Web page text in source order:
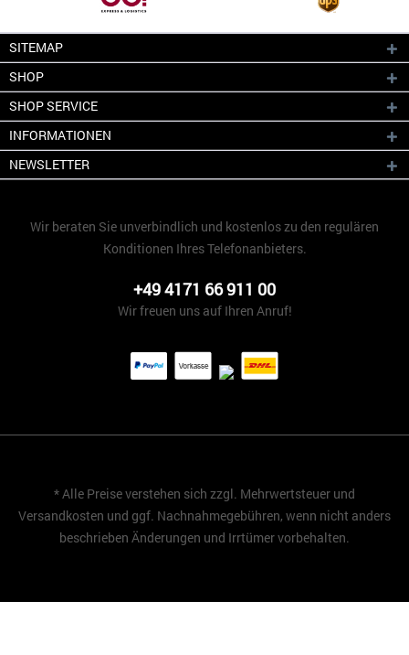
SITEMAP
SHOP
SHOP SERVICE
INFORMATIONEN
NEWSLETTER
Wir beraten Sie unverbindlich und kostenlos zu den regulären
Konditionen Ihres Telefonanbieters.
+49 4171 66 911 00
Wir freuen uns auf Ihren Anruf!
* Alle Preise verstehen sich zzgl. Mehrwertsteuer und
Versandkosten und ggf. Nachnahmegebühren, wenn nicht anders
beschrieben Änderungen und Irrtümer vorbehalten.